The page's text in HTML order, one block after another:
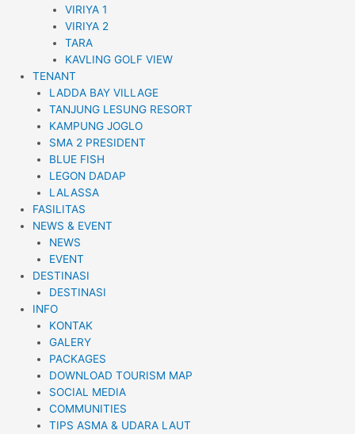
VIRIYA 1
VIRIYA 2
TARA
KAVLING GOLF VIEW
TENANT
LADDA BAY VILLAGE
TANJUNG LESUNG RESORT
KAMPUNG JOGLO
SMA 2 PRESIDENT
BLUE FISH
LEGON DADAP
LALASSA
FASILITAS
NEWS & EVENT
NEWS
EVENT
DESTINASI
DESTINASI
INFO
KONTAK
GALERY
PACKAGES
DOWNLOAD TOURISM MAP
SOCIAL MEDIA
COMMUNITIES
TIPS ASMA & UDARA LAUT